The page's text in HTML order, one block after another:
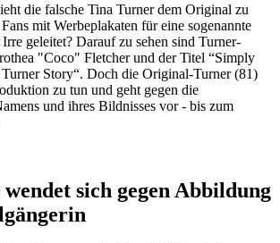
die falsche Tina Turner dem Original zu
mit Werbeplakaten für eine sogenannte
geleitet? Darauf zu sehen sind Turner-
"Coco" Fletcher und der Titel “Simply
Story“. Doch die Original-Turner (81)
zu tun und geht gegen die
und ihres Bildnisses vor - bis zum
sich gegen Abbildung